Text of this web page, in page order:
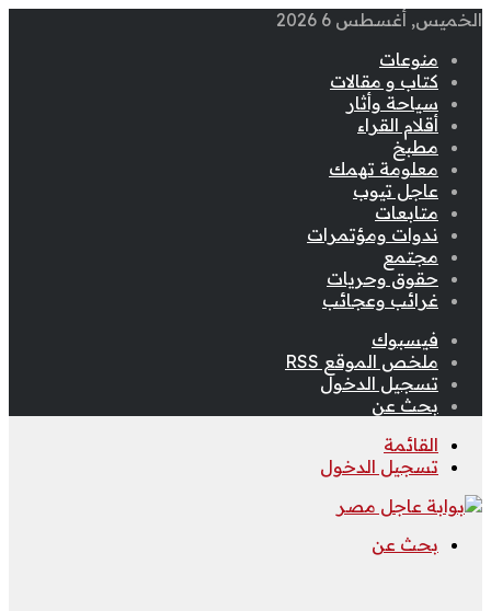
الخميس, أغسطس 6 2026
منوعات
كتاب و مقالات
سياحة وأثار
أقلام القراء
مطبخ
معلومة تهمك
عاجل تيوب
متابعات
ندوات ومؤتمرات
مجتمع
حقوق وحريات
غرائب وعجائب
فيسبوك
ملخص الموقع RSS
تسجيل الدخول
بحث عن
القائمة
تسجيل الدخول
بحث عن